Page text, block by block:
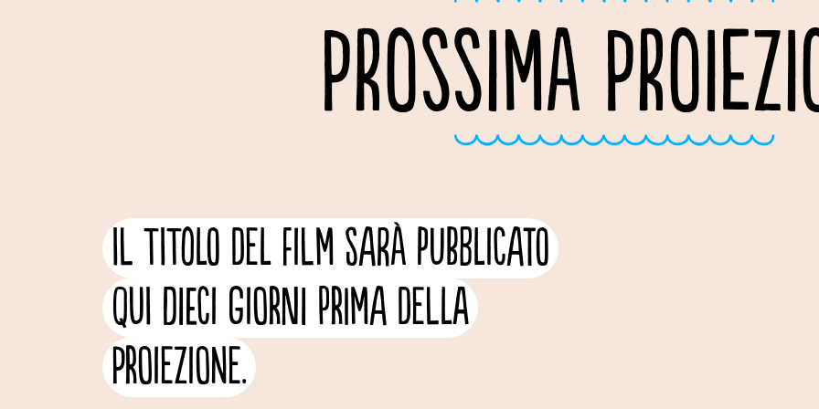
PROSSIMA
Il titolo del film sarà pubblicato
qui dieci giorni prima della
proiezione.